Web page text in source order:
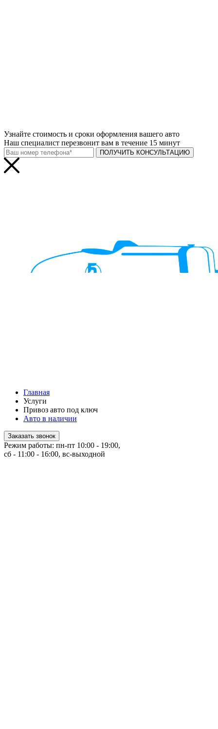
Узнайте стоимость и сроки оформления вашего авто
Наш специалист перезвонит вам в течение 15 минут
ПОЛУЧИТЬ КОНСУЛЬТАЦИЮ
Главная
Услуги
Привоз авто под ключ
Авто в наличии
Заказать звонок
Режим работы: пн-пт 10:00 - 19:00,
сб - 11:00 - 16:00, вс-выходной